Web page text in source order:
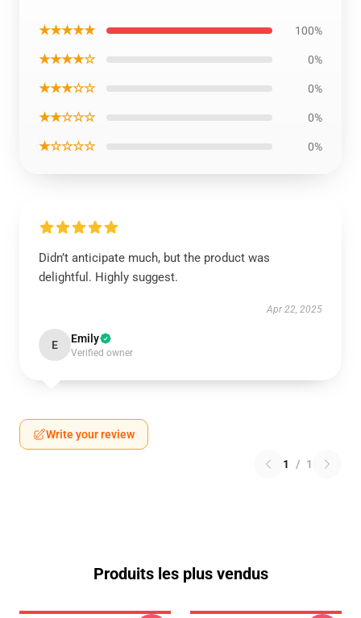
★★★★★ 100%
★★★★☆ 0%
★★★☆☆ 0%
★★☆☆☆ 0%
★☆☆☆☆ 0%
Didn’t anticipate much, but the product was
delightful. Highly suggest.
Apr 22, 2025
E Emily
Verified owner
Write your review
1 / 1
Produits les plus vendus